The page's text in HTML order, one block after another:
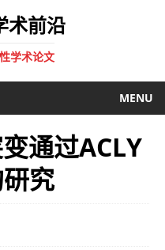
术前沿
学术论文
MENU
通过ACLY
究